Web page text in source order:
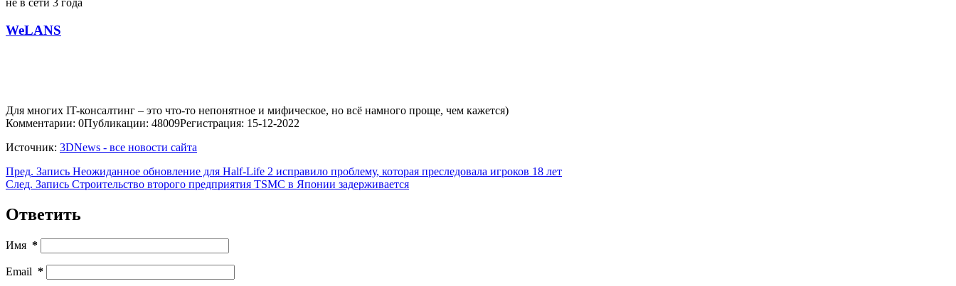
не в сети 3 года
WeLANS
Для многих IT-консалтинг – это что-то непонятное и мифическое, но всё намного проще, чем кажется)
Комментарии: 0Публикации: 48009Регистрация: 15-12-2022
Источник: 3DNews - все новости сайта
Пред. Запись Неожиданное обновление для Half-Life 2 исправило проблему, которая преследовала игроков 18 лет
След. Запись Строительство второго предприятия TSMC в Японии задерживается
Ответить
Имя *
Email *